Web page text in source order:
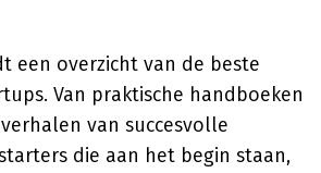
een overzicht van de beste
Van praktische handboeken
van succesvolle
die aan het begin staan,